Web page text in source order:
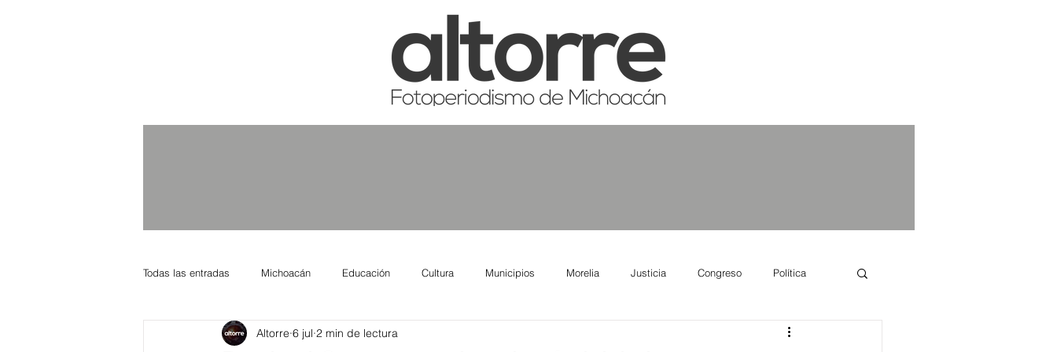
Todas las entradas Michoacán Educación Cultura Municipios Morelia Justicia Congreso Política
Nacional Internacional Columnistas Salud
Altorre 6 jul 2 min de lectura